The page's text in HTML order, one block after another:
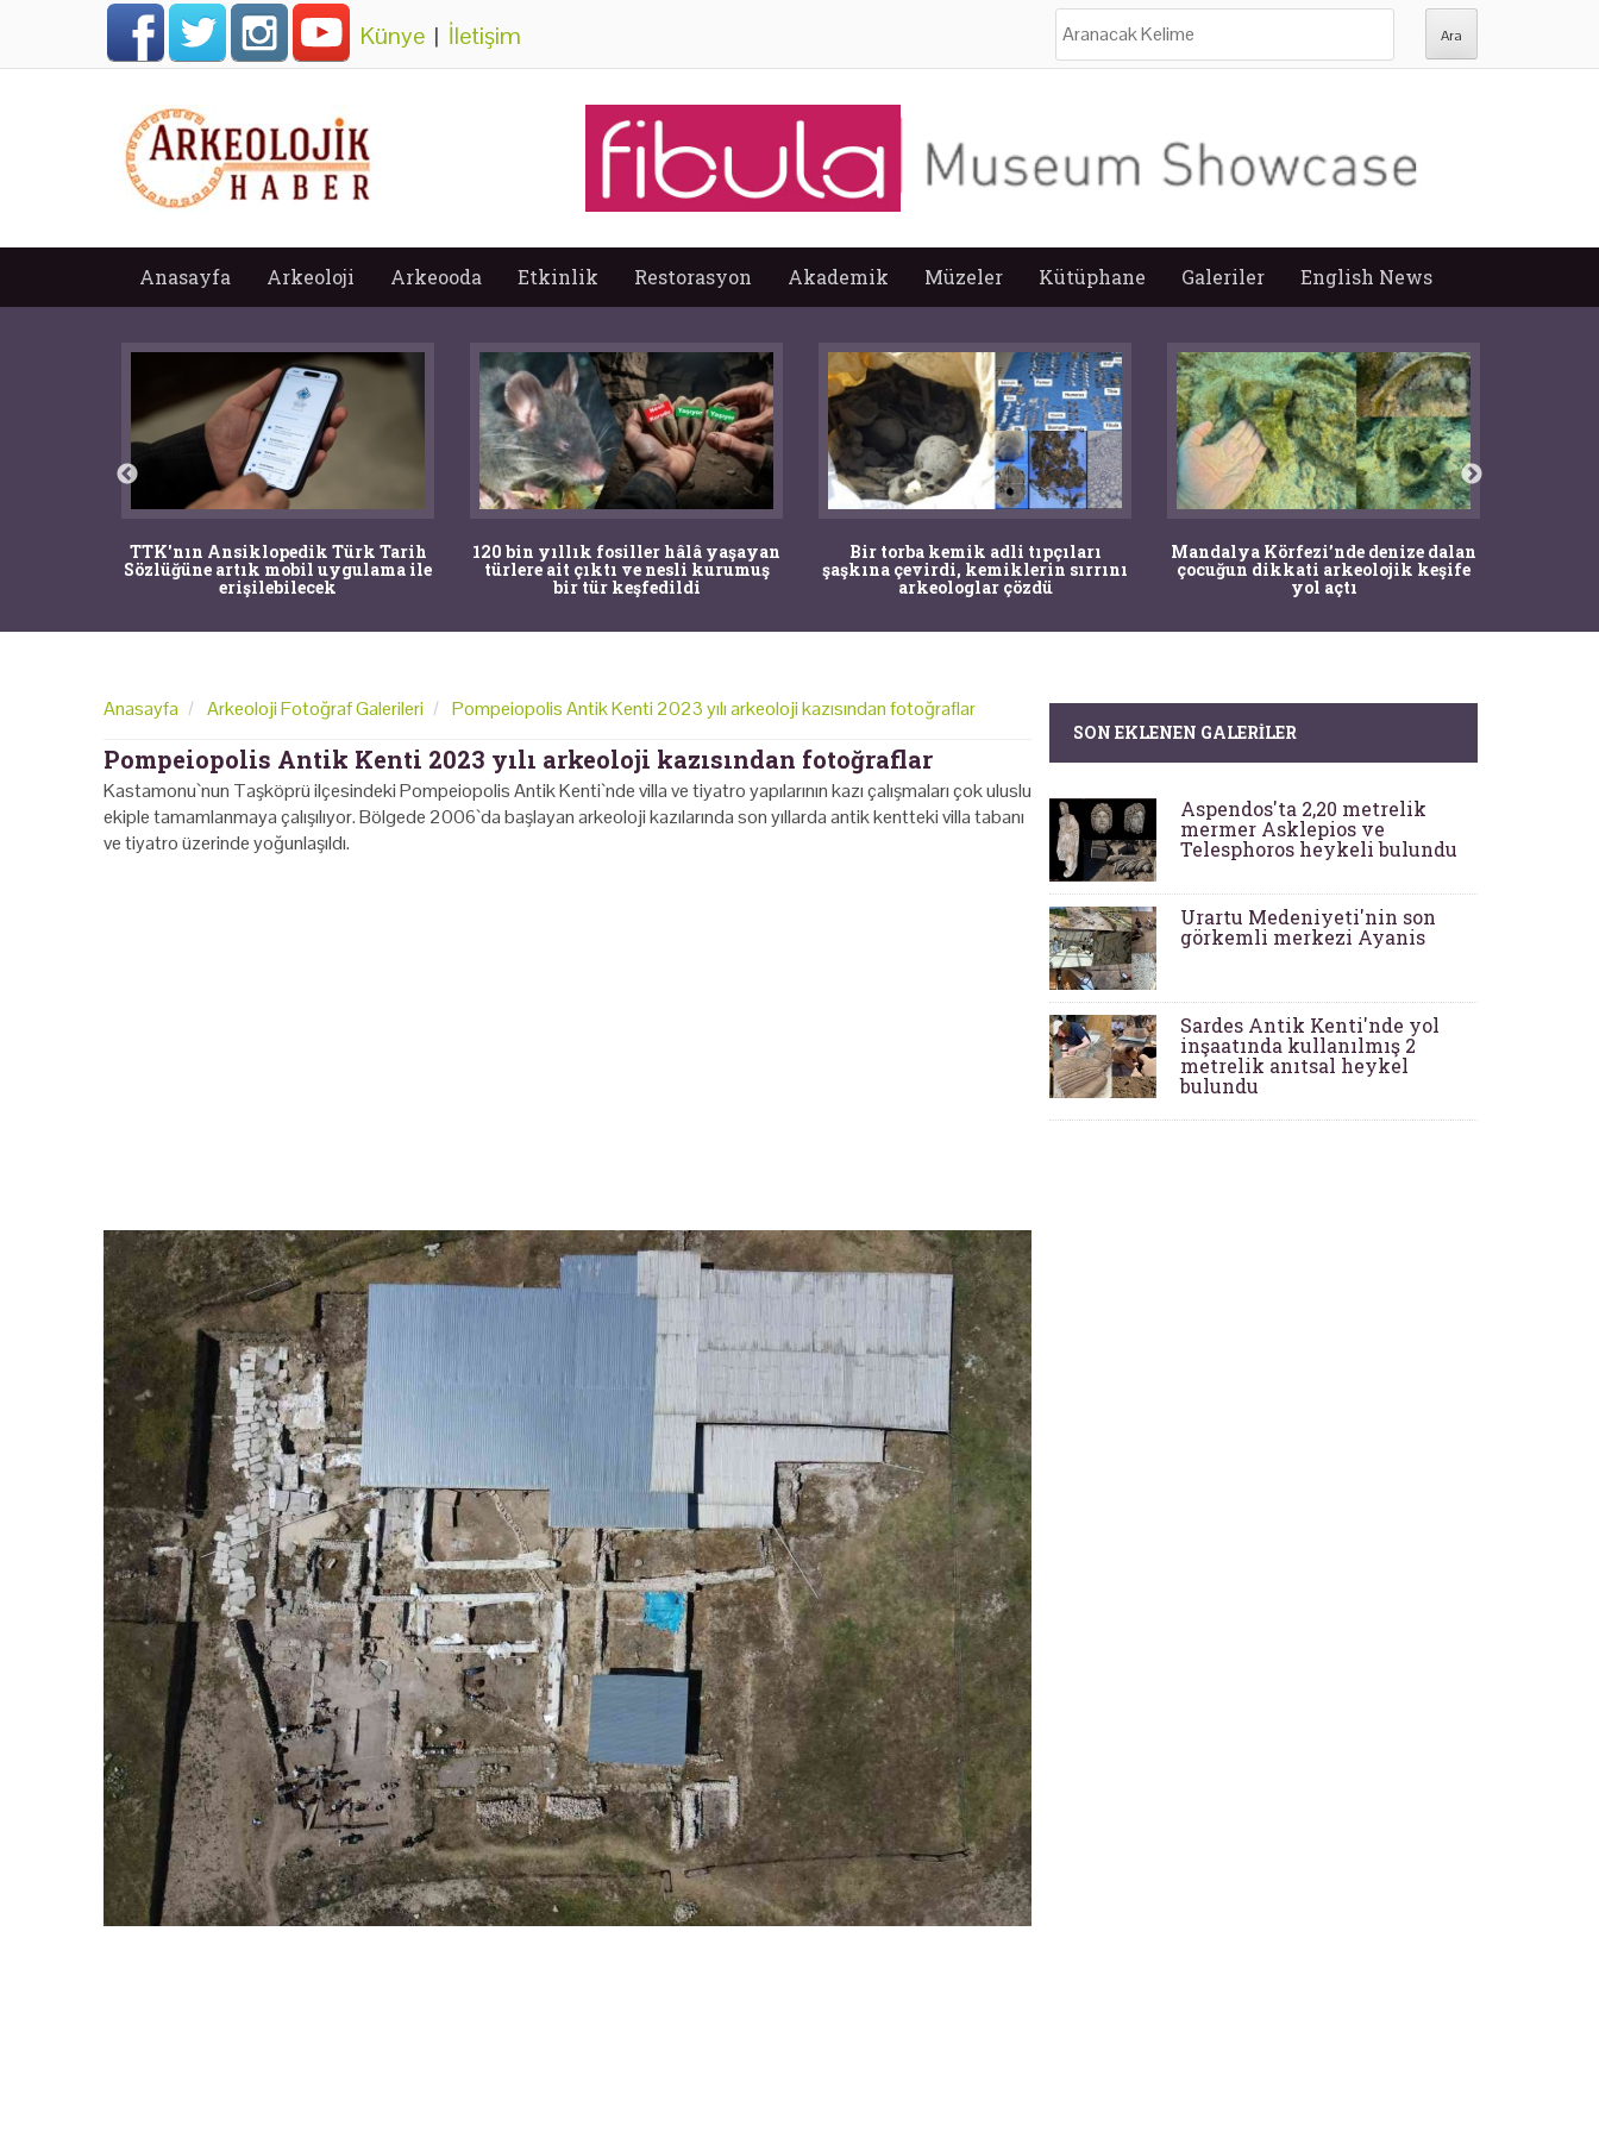
Künye | İletişim
Anasayfa Arkeoloji Arkeooda Etkinlik Restorasyon Akademik Müzeler Kütüphane Galeriler English News
TTK'nın Ansiklopedik Türk Tarih
Sözlüğüne artık mobil uygulama ile
erişilebilecek
120 bin yıllık fosiller hâlâ yaşayan
türlere ait çıktı ve nesli kurumuş
bir tür keşfedildi
Bir torba kemik adli tıpçıları
şaşkına çevirdi, kemiklerin sırrını
arkeologlar çözdü
Mandalya Körfezi’nde denize dalan
çocuğun dikkati arkeolojik keşife
yol açtı
Anasayfa Arkeoloji Fotoğraf Galerileri Pompeiopolis Antik Kenti 2023 yılı arkeoloji kazısından fotoğraflar
Pompeiopolis Antik Kenti 2023 yılı arkeoloji kazısından fotoğraflar
Kastamonu`nun Taşköprü ilçesindeki Pompeiopolis Antik Kenti`nde villa ve tiyatro yapılarının kazı çalışmaları çok uluslu
ekiple tamamlanmaya çalışılıyor. Bölgede 2006`da başlayan arkeoloji kazılarında son yıllarda antik kentteki villa tabanı
ve tiyatro üzerinde yoğunlaşıldı.
SON EKLENEN GALERILER
Aspendos'ta 2,20 metrelik
mermer Asklepios ve
Telesphoros heykeli bulundu
Urartu Medeniyeti'nin son
görkemli merkezi Ayanis
Sardes Antik Kenti'nde yol
inşaatında kullanılmış 2
metrelik anıtsal heykel
bulundu